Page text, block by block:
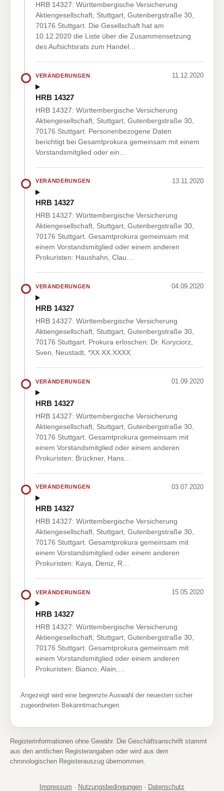
HRB 14327: Württembergische Versicherung
Aktiengesellschaft, Stuttgart, Gutenbergstraße 30,
70176 Stuttgart. Die Gesellschaft hat am
10.12.2020 die Liste über die Zusammensetzung
des Aufsichtsrats zum Handel…
VERÄNDERUNGEN 11.12.2020
HRB 14327
HRB 14327: Württembergische Versicherung
Aktiengesellschaft, Stuttgart, Gutenbergstraße 30,
70176 Stuttgart. Personenbezogene Daten
berichtigt bei Gesamtprokura gemeinsam mit einem
Vorstandsmitglied oder ein…
VERÄNDERUNGEN 13.11.2020
HRB 14327
HRB 14327: Württembergische Versicherung
Aktiengesellschaft, Stuttgart, Gutenbergstraße 30,
70176 Stuttgart. Gesamtprokura gemeinsam mit
einem Vorstandsmitglied oder einem anderen
Prokuristen: Haushahn, Clau…
VERÄNDERUNGEN 04.09.2020
HRB 14327
HRB 14327: Württembergische Versicherung
Aktiengesellschaft, Stuttgart, Gutenbergstraße 30,
70176 Stuttgart. Prokura erloschen: Dr. Koryciorz,
Sven, Neustadt, *XX.XX.XXXX.
VERÄNDERUNGEN 01.09.2020
HRB 14327
HRB 14327: Württembergische Versicherung
Aktiengesellschaft, Stuttgart, Gutenbergstraße 30,
70176 Stuttgart. Gesamtprokura gemeinsam mit
einem Vorstandsmitglied oder einem anderen
Prokuristen: Brückner, Hans…
VERÄNDERUNGEN 03.07.2020
HRB 14327
HRB 14327: Württembergische Versicherung
Aktiengesellschaft, Stuttgart, Gutenbergstraße 30,
70176 Stuttgart. Gesamtprokura gemeinsam mit
einem Vorstandsmitglied oder einem anderen
Prokuristen: Kaya, Deniz, R…
VERÄNDERUNGEN 15.05.2020
HRB 14327
HRB 14327: Württembergische Versicherung
Aktiengesellschaft, Stuttgart, Gutenbergstraße 30,
70176 Stuttgart. Gesamtprokura gemeinsam mit
einem Vorstandsmitglied oder einem anderen
Prokuristen: Bianco, Alain,…
Angezeigt wird eine begrenzte Auswahl der neuesten sicher
zugeordneten Bekanntmachungen.
Registerinformationen ohne Gewähr. Die Geschäftsanschrift stammt
aus den amtlichen Registerangaben oder wird aus dem
chronologischen Registerauszug übernommen.
Impressum · Nutzungsbedingungen · Datenschutz